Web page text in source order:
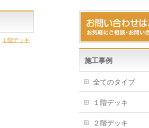
１階デッキ
施工事例
全てのタイプ
１階デッキ
２階デッキ